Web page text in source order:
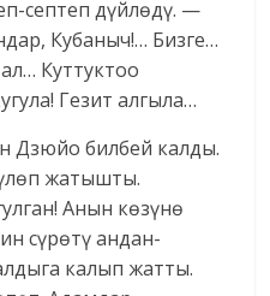
септеп дүйлөдү. —
Кубаныч!… Бизге…
Куттуктоо
Гезит алгыла…
Дзюйо билбей калды.
жатышты.
Анын көзүнө
сүрөтү андан-
калып жатты.